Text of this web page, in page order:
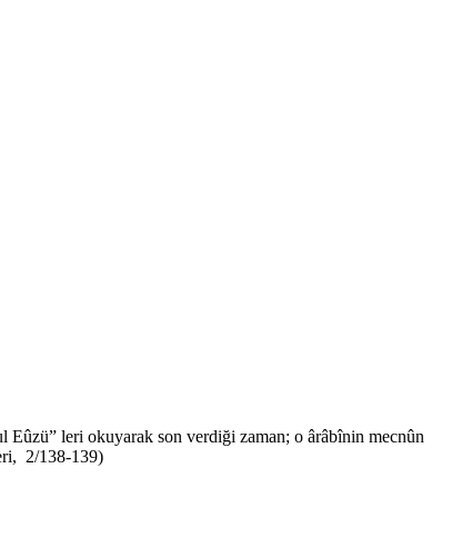
Eûzü” leri okuyarak son verdiği zaman; o ârâbînin mecnûn
2/138-139)